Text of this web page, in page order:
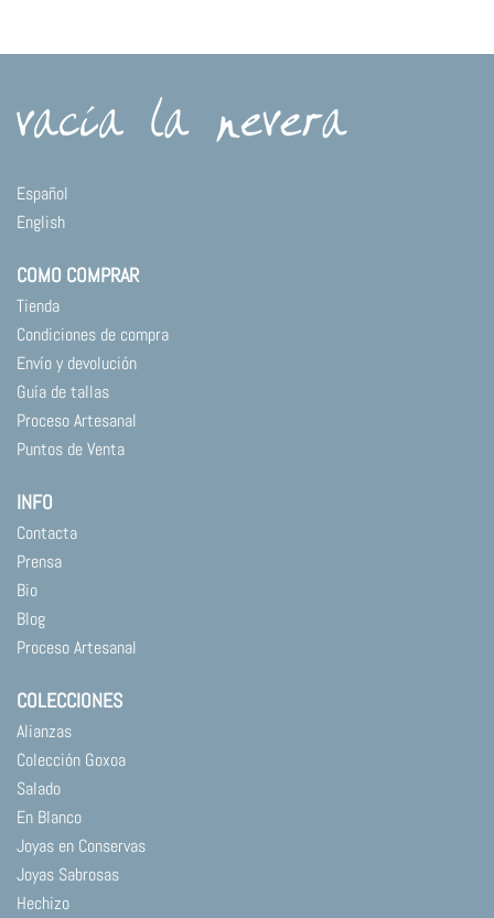
Español
English
COMO COMPRAR
Tienda
Condiciones de compra
Envío y devolución
Guía de tallas
Proceso Artesanal
Puntos de Venta
INFO
Contacta
Prensa
Bio
Blog
Proceso Artesanal
COLECCIONES
Alianzas
Colección Goxoa
Salado
En Blanco
Joyas en Conservas
Joyas Sabrosas
Hechizo